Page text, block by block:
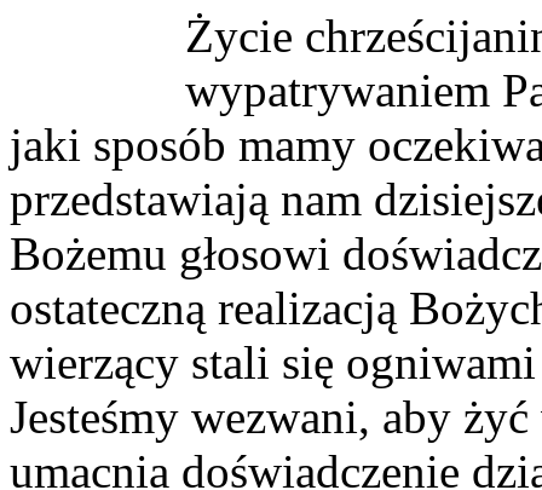
Życie
wypatrywaniem
jaki sposób mamy
przedstawiają nam
Bożemu głosowi
ostateczną realizacją
wierzący stali się
Jesteśmy wezwani, aby
umacnia doświadczenie